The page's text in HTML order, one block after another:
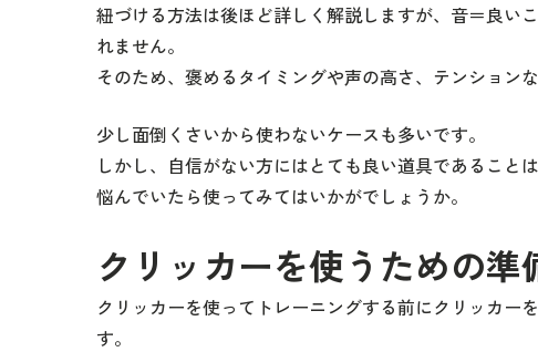
紐づける方法は後ほど詳しく解説しますが、音＝良い
れません。
そのため、褒めるタイミングや声の高さ、テンション
少し面倒くさいから使わないケースも多いです。
しかし、自信がない方にはとても良い道具であること
悩んでいたら使ってみてはいかがでしょうか。
クリッカーを使うための準
クリッカーを使ってトレーニングする前にクリッカー
す。